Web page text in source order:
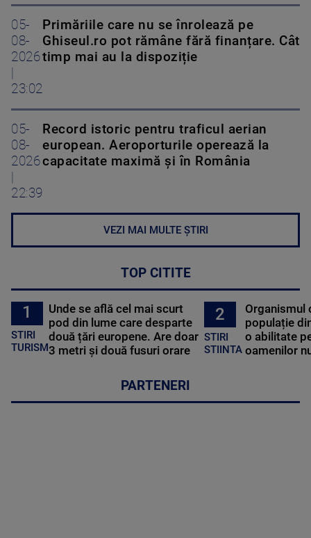
05-
08-
2026
23:02
Primăriile care nu se înrolează pe
Ghiseul.ro pot rămâne fără finanțare. Cât
timp mai au la dispoziție
05-
08-
2026
22:39
Record istoric pentru traficul aerian
european. Aeroporturile operează la
capacitate maximă și în România
VEZI MAI MULTE ȘTIRI
TOP CITITE
1
STIRI
TURISM
Unde se află cel mai scurt
pod din lume care desparte
două țări europene. Are doar
3 metri și două fusuri orare
2
STIRI
STIINTA
Organismul
populație
o abilitate
oamenilor
PARTENERI